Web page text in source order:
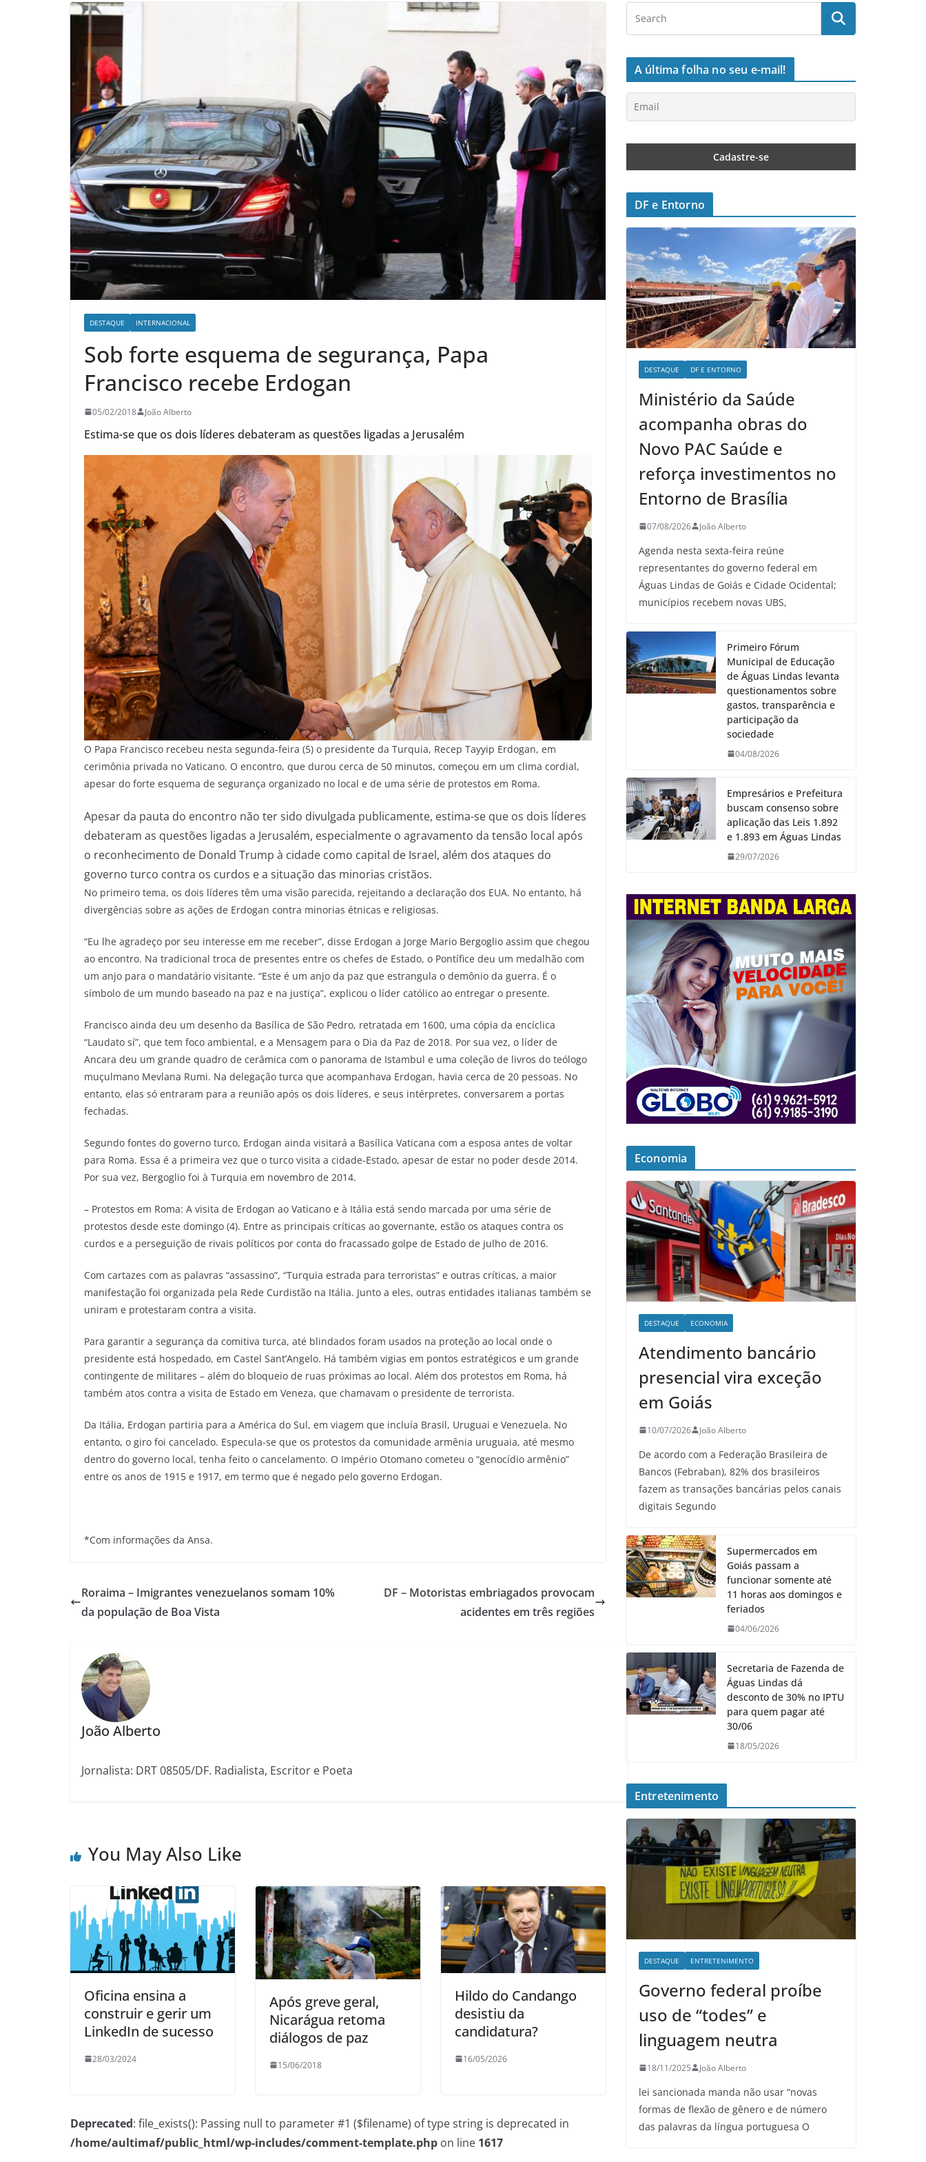
DESTAQUE INTERNACIONAL
Sob forte esquema de segurança, Papa
Francisco recebe Erdogan
05/02/2018 João Alberto
Estima-se que os dois líderes debateram as questões ligadas a Jerusalém
O Papa Francisco recebeu nesta segunda-feira (5) o presidente da Turquia, Recep Tayyip Erdogan, em
cerimônia privada no Vaticano. O encontro, que durou cerca de 50 minutos, começou em um clima cordial,
apesar do forte esquema de segurança organizado no local e de uma série de protestos em Roma.
Apesar da pauta do encontro não ter sido divulgada publicamente, estima-se que os dois líderes
debateram as questões ligadas a Jerusalém, especialmente o agravamento da tensão local após
o reconhecimento de Donald Trump à cidade como capital de Israel, além dos ataques do
governo turco contra os curdos e a situação das minorias cristãos.
No primeiro tema, os dois líderes têm uma visão parecida, rejeitando a declaração dos EUA. No entanto, há
divergências sobre as ações de Erdogan contra minorias étnicas e religiosas.
“Eu lhe agradeço por seu interesse em me receber”, disse Erdogan a Jorge Mario Bergoglio assim que chegou
ao encontro. Na tradicional troca de presentes entre os chefes de Estado, o Pontífice deu um medalhão com
um anjo para o mandatário visitante. “Este é um anjo da paz que estrangula o demônio da guerra. É o
símbolo de um mundo baseado na paz e na justiça”, explicou o líder católico ao entregar o presente.
Francisco ainda deu um desenho da Basílica de São Pedro, retratada em 1600, uma cópia da encíclica
“Laudato sí”, que tem foco ambiental, e a Mensagem para o Dia da Paz de 2018. Por sua vez, o líder de
Ancara deu um grande quadro de cerâmica com o panorama de Istambul e uma coleção de livros do teólogo
muçulmano Mevlana Rumi. Na delegação turca que acompanhava Erdogan, havia cerca de 20 pessoas. No
entanto, elas só entraram para a reunião após os dois líderes, e seus intérpretes, conversarem a portas
fechadas.
Segundo fontes do governo turco, Erdogan ainda visitará a Basílica Vaticana com a esposa antes de voltar
para Roma. Essa é a primeira vez que o turco visita a cidade-Estado, apesar de estar no poder desde 2014.
Por sua vez, Bergoglio foi à Turquia em novembro de 2014.
– Protestos em Roma: A visita de Erdogan ao Vaticano e à Itália está sendo marcada por uma série de
protestos desde este domingo (4). Entre as principais críticas ao governante, estão os ataques contra os
curdos e a perseguição de rivais políticos por conta do fracassado golpe de Estado de julho de 2016.
Com cartazes com as palavras “assassino”, “Turquia estrada para terroristas” e outras críticas, a maior
manifestação foi organizada pela Rede Curdistão na Itália. Junto a eles, outras entidades italianas também se
uniram e protestaram contra a visita.
Para garantir a segurança da comitiva turca, até blindados foram usados na proteção ao local onde o
presidente está hospedado, em Castel Sant’Angelo. Há também vigias em pontos estratégicos e um grande
contingente de militares – além do bloqueio de ruas próximas ao local. Além dos protestos em Roma, há
também atos contra a visita de Estado em Veneza, que chamavam o presidente de terrorista.
Da Itália, Erdogan partiria para a América do Sul, em viagem que incluía Brasil, Uruguai e Venezuela. No
entanto, o giro foi cancelado. Especula-se que os protestos da comunidade armênia uruguaia, até mesmo
dentro do governo local, tenha feito o cancelamento. O Império Otomano cometeu o “genocídio armênio”
entre os anos de 1915 e 1917, em termo que é negado pelo governo Erdogan.
*Com informações da Ansa.
Roraima – Imigrantes venezuelanos somam 10%
da população de Boa Vista
DF – Motoristas embriagados provocam
acidentes em três regiões
João Alberto
Jornalista: DRT 08505/DF. Radialista, Escritor e Poeta
You May Also Like
Oficina ensina a
construir e gerir um
LinkedIn de sucesso
28/03/2024
Após greve geral,
Nicarágua retoma
diálogos de paz
15/06/2018
Hildo do Candango
desistiu da
candidatura?
16/05/2026
Deprecated: file_exists(): Passing null to parameter #1 ($filename) of type string is deprecated in
/home/aultimaf/public_html/wp-includes/comment-template.php on line 1617
A última folha no seu e-mail!
DF e Entorno
DESTAQUE DF E ENTORNO
Ministério da Saúde
acompanha obras do
Novo PAC Saúde e
reforça investimentos no
Entorno de Brasília
07/08/2026 João Alberto
Agenda nesta sexta-feira reúne
representantes do governo federal em
Águas Lindas de Goiás e Cidade Ocidental;
municípios recebem novas UBS,
Primeiro Fórum
Municipal de Educação
de Águas Lindas levanta
questionamentos sobre
gastos, transparência e
participação da
sociedade
04/08/2026
Empresários e Prefeitura
buscam consenso sobre
aplicação das Leis 1.892
e 1.893 em Águas Lindas
29/07/2026
Economia
DESTAQUE ECONOMIA
Atendimento bancário
presencial vira exceção
em Goiás
10/07/2026 João Alberto
De acordo com a Federação Brasileira de
Bancos (Febraban), 82% dos brasileiros
fazem as transações bancárias pelos canais
digitais Segundo
Supermercados em
Goiás passam a
funcionar somente até
11 horas aos domingos e
feriados
04/06/2026
Secretaria de Fazenda de
Águas Lindas dá
desconto de 30% no IPTU
para quem pagar até
30/06
18/05/2026
Entretenimento
DESTAQUE ENTRETENIMENTO
Governo federal proíbe
uso de “todes” e
linguagem neutra
18/11/2025 João Alberto
lei sancionada manda não usar “novas
formas de flexão de gênero e de número
das palavras da língua portuguesa O